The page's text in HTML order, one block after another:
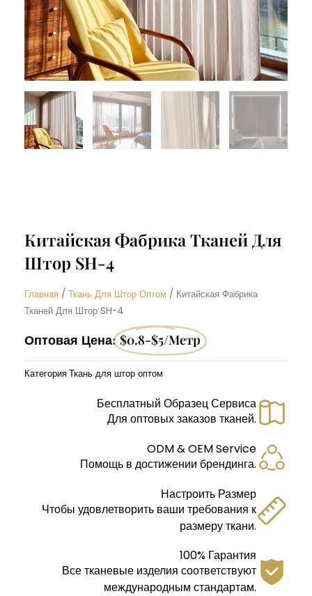
Китайская Фабрика Тканей Для
Штор SH-4
Главная / Ткань Для Штор Оптом / Китайская Фабрика
Тканей Для Штор SH-4
Оптовая Цена: $0.8-$5/метр
КатегорияТкань для штор оптом
Бесплатный Образец Сервиса
Для оптовых заказов тканей.
ODM & OEM Service
Помощь в достижении брендинга.
Настроить Размер
Чтобы удовлетворить ваши требования к
размеру ткани.
100% Гарантия
Все тканевые изделия соответствуют
международным стандартам.